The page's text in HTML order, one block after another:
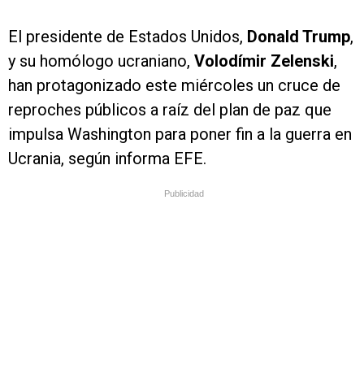
El presidente de Estados Unidos, Donald Trump,
y su homólogo ucraniano, Volodímir Zelenski,
han protagonizado este miércoles un cruce de
reproches públicos a raíz del plan de paz que
impulsa Washington para poner fin a la guerra en
Ucrania, según informa EFE.
Publicidad